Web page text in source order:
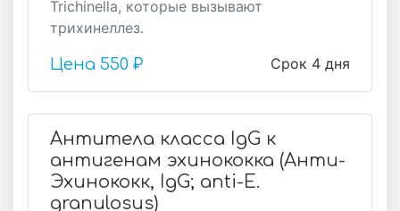
Trichinella, которые вызывают
трихинеллез.
Срок 4 дня
Цена 550 ₽
Антитела класса IgG к
антигенам эхинококка (Анти-
Эхинококк, IgG; anti-E.
granulosus)